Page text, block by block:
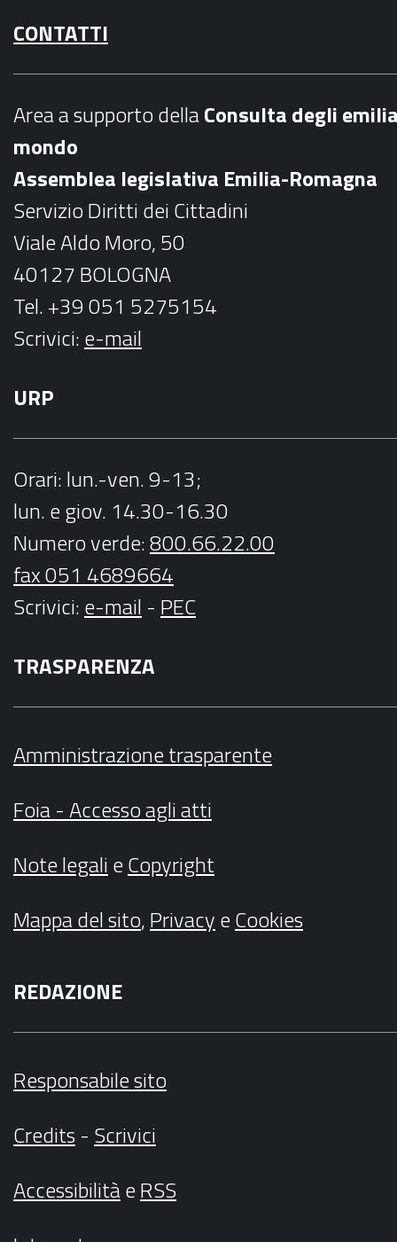
c
e
k
s
t
a
m
CONTATTI
Area a supporto dellaConsulta degli
mondo
Assemblea legislativa Emilia-Romagna
Servizio Diritti dei Cittadini
Viale Aldo Moro, 50
40127 BOLOGNA
Tel. +39 051 5275154
Scrivici:e-mail
URP
Orari: lun.-ven. 9-13;
lun. e giov. 14.30-16.30
Numero verde:800.66.22.00
fax 051 4689664
Scrivici:e-mail - PEC
TRASPARENZA
Amministrazione trasparente
Foia - Accesso agli atti
Note legalieCopyright
Mappa del sito,PrivacyeCookies
REDAZIONE
Responsabile sito
Credits- Scrivici
AccessibilitàeRSS